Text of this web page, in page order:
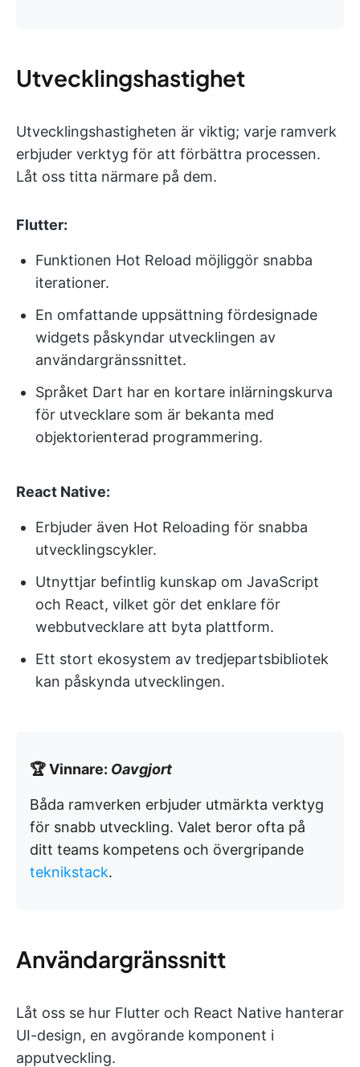
Utvecklingshastighet
Utvecklingshastigheten är viktig; varje ramverk
erbjuder verktyg för att förbättra processen.
Låt oss titta närmare på dem.
Flutter:
Funktionen Hot Reload möjliggör snabba
iterationer.
En omfattande uppsättning fördesignade
widgets påskyndar utvecklingen av
användargränssnittet.
Språket Dart har en kortare inlärningskurva
för utvecklare som är bekanta med
objektorienterad programmering.
React Native:
Erbjuder även Hot Reloading för snabba
utvecklingscykler.
Utnyttjar befintlig kunskap om JavaScript
och React, vilket gör det enklare för
webbutvecklare att byta plattform.
Ett stort ekosystem av tredjepartsbibliotek
kan påskynda utvecklingen.
🏆 Vinnare: Oavgjort
Båda ramverken erbjuder utmärkta verktyg
för snabb utveckling. Valet beror ofta på
ditt teams kompetens och övergripande
teknikstack.
Användargränssnitt
Låt oss se hur Flutter och React Native hanterar
UI-design, en avgörande komponent i
apputveckling.